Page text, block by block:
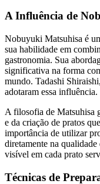
A Influência de
Nobuyuki Matsuhisa é
sua habilidade em
gastronomia. Sua
significativa na forma
mundo. Tadashi
adotaram essa influência.
A filosofia de Matsuhisa
e da criação de pratos
importância de utilizar
diretamente na
visível em cada prato
Técnicas de